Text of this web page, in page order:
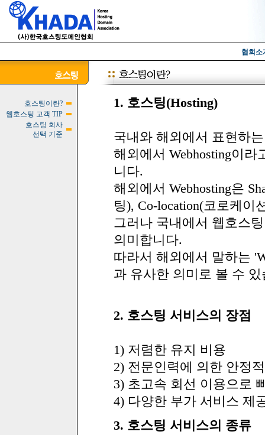
협회소
호스팅이란?
웹호스팅 고객 TIP
호스팅 회사
선택 기준
1. 호스팅(Hosting)
국내와 해외에서 표현하
해외에서 Webhosting이
니다.
해외에서 Webhosting은
팅), Co-location(코로케이
그러나 국내에서 웹호스
의미합니다.
따라서 해외에서 말하는
과 유사한 의미로 볼 수 있
2. 호스팅 서비스의 장점
1) 저렴한 유지 비용
2) 전문인력에 의한 안정
3) 초고속 회선 이용으로
4) 다양한 부가 서비스 제
3. 호스팅 서비스의 종류